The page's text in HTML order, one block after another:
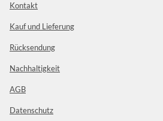
Kontakt
Kauf und Lieferung
Rücksendung
Nachhaltigkeit
AGB
Datenschutz